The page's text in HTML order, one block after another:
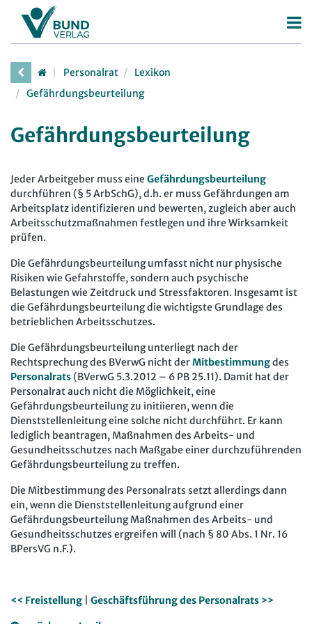
Betriebsrat
Betriebsratswahl
Mitbestimmung
Beschäftigtendatenschutz
Deutscher Betriebsrätepreis
Mitbestimmungskompass
Personalrat
Personalratsarbeit
TVöD | TV-L
Arbeitsschutz
Lexikon
JAV
Arbeit in der JAV
SBV
Arbeit in der SBV
MAV
Arbeit in der MAV
Bücher
Zeitschriften
Arbeitsrecht im Betrieb
Der Personalrat
Computer und Arbeit
Gute Arbeit
Betriebsrat und Mitbestimmung
Schwerbehindertenrecht und Inklusion
Fachmodule
Beschäftigtendatenschutz online
Personalratswissen online
Schwerbehindertenrecht online
KI-Praxis Arbeitsrecht online
Newsletter
Bund SHOP
mein Bund-Online
Personalrat
Lexikon
Gefährdungsbeurteilung
Gefährdungsbeurteilung
Jeder Arbeitgeber muss eineGefährdungsbeurteilung
durchführen (§ 5 ArbSchG), d.h. er muss Gefährdungen am
Arbeitsplatz identifizieren und bewerten, zugleich aber auch
Arbeitsschutzmaßnahmen festlegen und ihre Wirksamkeit
prüfen.
Die Gefährdungsbeurteilung umfasst nicht nur physische
Risiken wie Gefahrstoffe, sondern auch psychische
Belastungen wie Zeitdruck und Stressfaktoren. Insgesamt ist
die Gefährdungsbeurteilung die wichtigste Grundlage des
betrieblichen Arbeitsschutzes.
Die Gefährdungsbeurteilung unterliegt nach der
Rechtsprechung des BVerwG nicht derMitbestimmungdes
Personalrats(BVerwG 5.3.2012 – 6 PB 25.11). Damit hat der
Personalrat auch nicht die Möglichkeit, eine
Gefährdungsbeurteilung zu initiieren, wenn die
Dienststellenleitung eine solche nicht durchführt. Er kann
lediglich beantragen, Maßnahmen des Arbeits- und
Gesundheitsschutzes nach Maßgabe einer durchzuführenden
Gefährdungsbeurteilung zu treffen.
Die Mitbestimmung des Personalrats setzt allerdings dann
ein, wenn die Dienststellenleitung aufgrund einer
Gefährdungsbeurteilung Maßnahmen des Arbeits- und
Gesundheitsschutzes ergreifen will (nach § 80 Abs. 1 Nr. 16
BPersVG n.F.).
<< Freistellung Geschäftsführung des Personalrats >>